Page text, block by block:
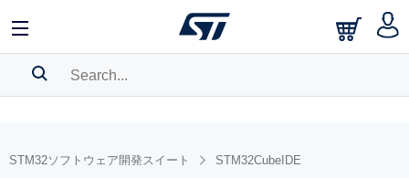
BOOKMARK
STM32ソフトウェア開発スイート STM32CubeIDE